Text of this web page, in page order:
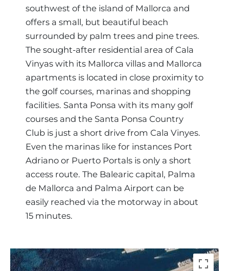
Region
southwest of the island of Mallorca and
offers a small, but beautiful beach
surrounded by palm trees and pine trees.
The sought-after residential area of Cala
Vinyas with its Mallorca villas and Mallorca
apartments is located in close proximity to
the golf courses, marinas and shopping
facilities. Santa Ponsa with its many golf
courses and the Santa Ponsa Country
Club is just a short drive from Cala Vinyes.
Even the marinas like for instances Port
Adriano or Puerto Portals is only a short
access route. The Balearic capital, Palma
de Mallorca and Palma Airport can be
easily reached via the motorway in about
15 minutes.